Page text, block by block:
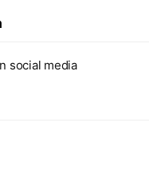
區信義路四段6號14F之14
市成功十一街45號
0569
social media